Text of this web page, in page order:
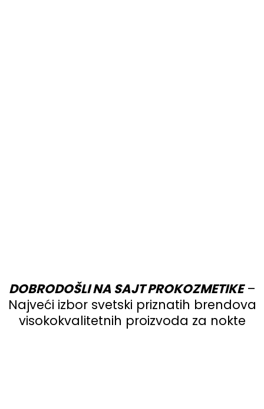
DOBRODOŠLI NA SAJT PROKOZMETIKE –
Najveći izbor svetski priznatih brendova
visokokvalitetnih proizvoda za nokte